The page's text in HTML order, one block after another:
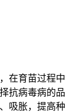
在育苗过程中
抗病毒病的品
吸胀，提高种